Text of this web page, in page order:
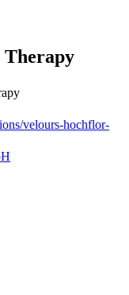
Therapy
velours-hochflor-